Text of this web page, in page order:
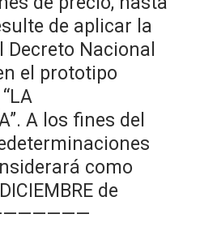
de aplicar la
Nacional
el prototipo
A los fines del
como
de